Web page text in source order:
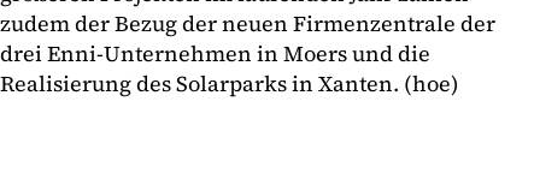
zudem der Bezug der neuen Firmenzentrale der
drei Enni-Unternehmen in Moers und die
Realisierung des Solarparks in Xanten. (hoe)